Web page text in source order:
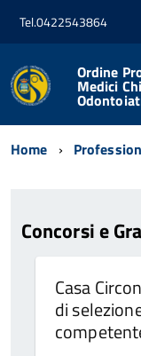
Tel.0422543864
Ordine
Medici
Home
Concorsi e
Casa
di